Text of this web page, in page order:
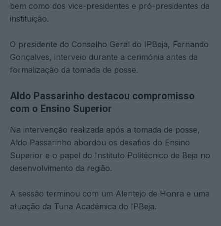
bem como dos vice-presidentes e pró-presidentes da
instituição.
O presidente do Conselho Geral do IPBeja, Fernando
Gonçalves, interveio durante a cerimónia antes da
formalização da tomada de posse.
Aldo Passarinho destacou compromisso
com o Ensino Superior
Na intervenção realizada após a tomada de posse,
Aldo Passarinho abordou os desafios do Ensino
Superior e o papel do Instituto Politécnico de Beja no
desenvolvimento da região.
A sessão terminou com um Alentejo de Honra e uma
atuação da Tuna Académica do IPBeja.